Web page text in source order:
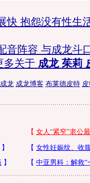
快 抱怨没有性生
音阵容 与成龙斗
多关于 成龙 茱莉
龙 成龙博客 布莱德皮特